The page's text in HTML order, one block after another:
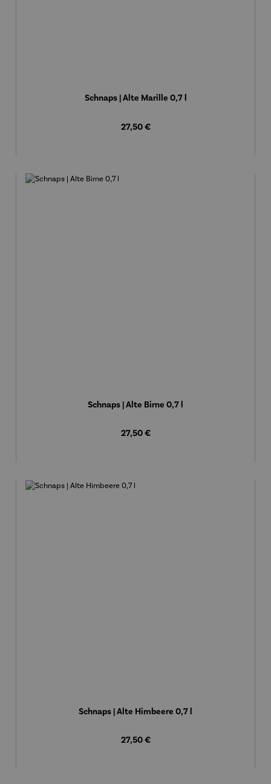
Schnaps | Alte Marille 0,7 l
Regulärer Preis:
27,50 €
Schnaps | Alte Birne 0,7 l
Regulärer Preis:
27,50 €
Schnaps | Alte Himbeere 0,7 l
Regulärer Preis:
27,50 €